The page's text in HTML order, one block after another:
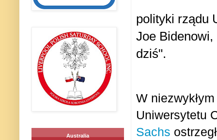
polityki rządu
Joe Bidenowi,
dziś".
W
Uniwersytetu
Sachs
Australia